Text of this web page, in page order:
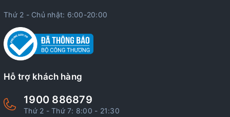
Thứ 2 - Chủ nhật: 6:00-20:00
Hỗ trợ khách hàng
1900 886879
Thứ 2 - Thứ 7: 8:00 - 21:30